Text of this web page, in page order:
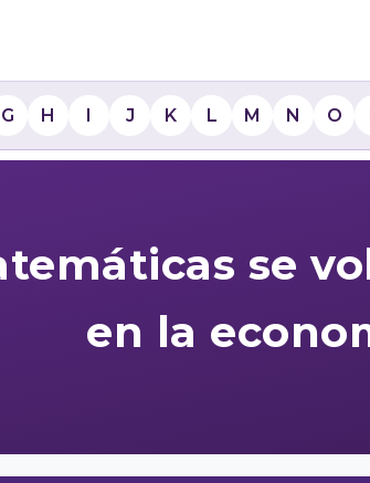
G H I J K L M N O
se
en la